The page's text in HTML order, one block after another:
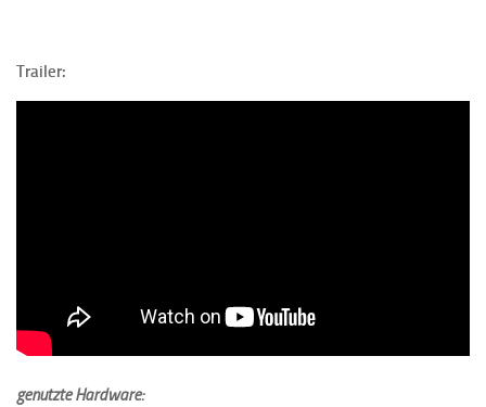
Trailer:
genutzte Hardware: